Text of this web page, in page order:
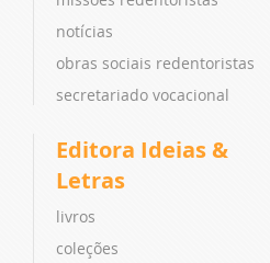
notícias
obras sociais redentoristas
secretariado vocacional
Editora Ideias &
Letras
livros
coleções